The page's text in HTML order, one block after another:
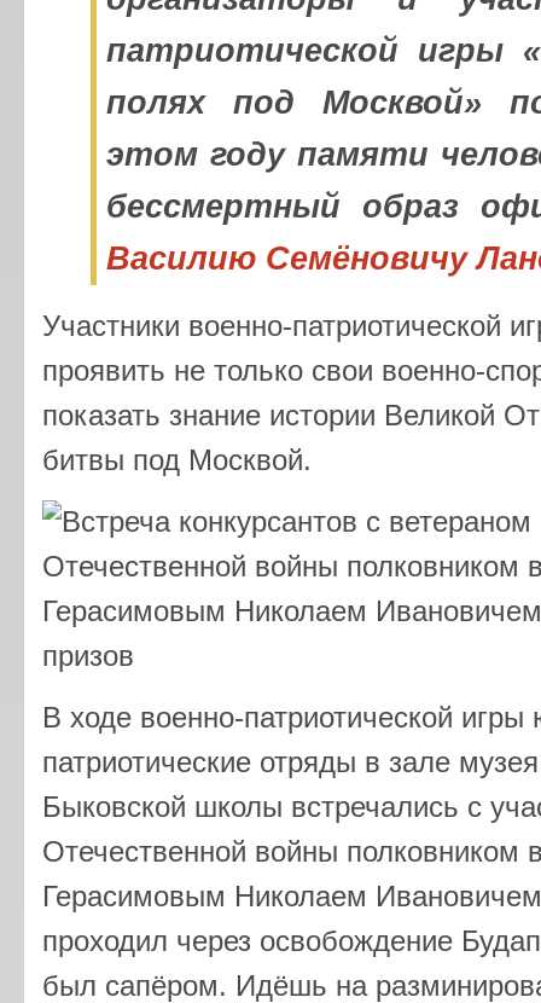
патриотической игры
полях под Москвой»
этом году памяти
бессмертный образ
Василию Семёновичу
Участники военно-патриотической
проявить не только свои военно-
показать знание истории Великой
битвы под Москвой.
В ходе военно-патриотической
патриотические отряды в зале
Быковской школы встречались с
Отечественной войны полковником
Герасимовым Николаем
проходил через освобождение
был сапёром. Идёшь на